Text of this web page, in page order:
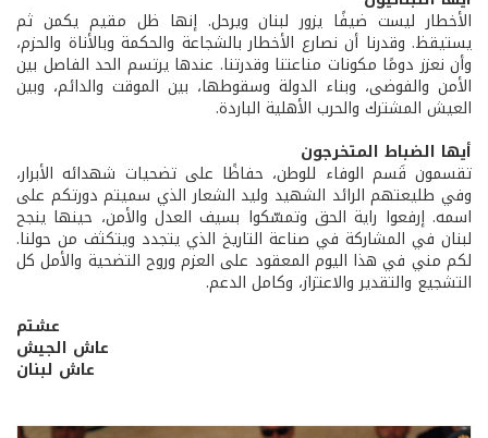
الأخطار ليست ضيفًا يزور لبنان ويرحل. إنها ظل مقيم يكمن ثم
يستيقظ. وقدرنا أن نصارع الأخطار بالشجاعة والحكمة وبالأناة والحزم،
وأن نعزز دومًا مكونات مناعتنا وقدرتنا. عندها يرتسم الحد الفاصل بين
الأمن والفوضى، وبناء الدولة وسقوطها، بين الموقت والدائم، وبين
العيش المشترك والحرب الأهلية الباردة.
أيها الضباط المتخرجون
تقسمون قَسم الوفاء للوطن، حفاظًا على تضحيات شهدائه الأبرار،
وفي طليعتهم الرائد الشهيد وليد الشعار الذي سميتم دورتكم على
اسمه. إرفعوا راية الحق وتمسّكوا بسيف العدل والأمن، حينها ينجح
لبنان في المشاركة في صناعة التاريخ الذي يتجدد ويتكثف من حولنا.
لكم مني في هذا اليوم المعقود على العزم وروح التضحية والأمل كل
التشجيع والتقدير والاعتزاز، وكامل الدعم.
عشتم
عاش الجيش
عاش لبنان